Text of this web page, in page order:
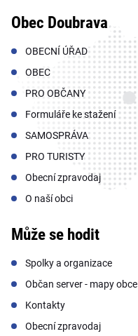
Obec Doubrava
OBECNÍ ÚŘAD
OBEC
PRO OBČANY
Formuláře ke stažení
SAMOSPRÁVA
PRO TURISTY
Obecní zpravodaj
O naší obci
Může se hodit
Spolky a organizace
Občan server - mapy obce
Kontakty
Obecní zpravodaj